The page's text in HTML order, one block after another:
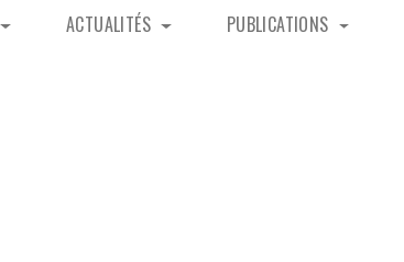
ACTUALITÉS PUBLICATIONS